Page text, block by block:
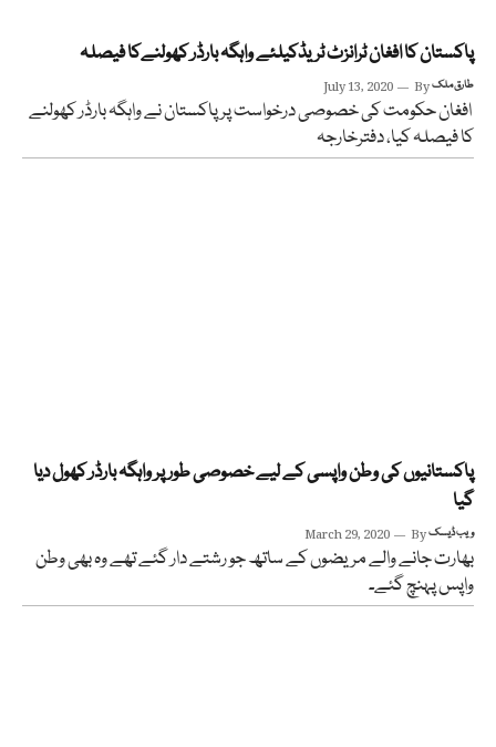
پاکستان کا افغان ٹرانزٹ ٹریڈکیلئے واہگہ بارڈر کھولنےکا فیصلہ
July 13, 2020 Byطارق ملک
افغان حکومت کی خصوصی درخواست پر پاکستان نے واہگہ بارڈر کھولنے
کا فیصلہ کیا، دفترخارجہ
پاکستانیوں کی وطن واپسی کے لیے خصوصی طور پر واہگہ بارڈر کھول دیا
گیا
March 29, 2020 Byویب ڈیسک
بھارت جانے والے مریضوں کے ساتھ جو رشتے دار گئے تھے وہ بھی وطن
واپس پہنچ گئے۔